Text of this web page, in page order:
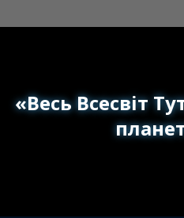
«Весь Всесвіт